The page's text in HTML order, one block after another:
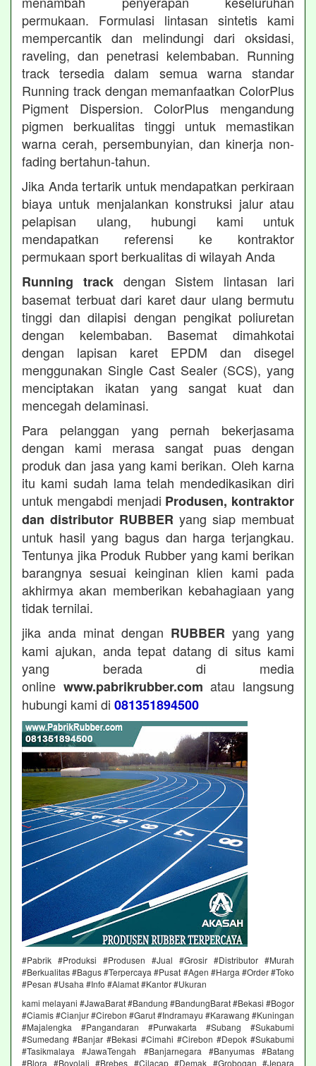
permukaan. Formulasi lintasan sintetis kami
mempercantik dan melindungi dari oksidasi,
raveling, dan penetrasi kelembaban. Running
track tersedia dalam semua warna standar
Running track dengan memanfaatkan ColorPlus
Pigment Dispersion. ColorPlus mengandung
pigmen berkualitas tinggi untuk memastikan
warna cerah, persembunyian, dan kinerja non-
fading bertahun-tahun.
Jika Anda tertarik untuk mendapatkan perkiraan
biaya untuk menjalankan konstruksi jalur atau
pelapisan ulang, hubungi kami untuk
mendapatkan referensi ke kontraktor
permukaan sport berkualitas di wilayah Anda
Running trackdengan Sistem lintasan lari
basemat terbuat dari karet daur ulang bermutu
tinggi dan dilapisi dengan pengikat poliuretan
dengan kelembaban. Basemat dimahkotai
dengan lapisan karet EPDM dan disegel
menggunakan Single Cast Sealer (SCS), yang
menciptakan ikatan yang sangat kuat dan
mencegah delaminasi.
Para pelanggan yang pernah bekerjasama
dengan kami merasa sangat puas dengan
produk dan jasa yang kami berikan. Oleh karna
itu kami sudah lama telah mendedikasikan diri
untuk mengabdi menjadi Produsen, kontraktor
dan distributor RUBBER yang siap membuat
untuk hasil yang bagus dan harga terjangkau.
Tentunya jika Produk Rubber yang kami berikan
barangnya sesuai keinginan klien kami pada
akhirmya akan memberikan kebahagiaan yang
tidak ternilai.
jika anda minat dengan RUBBER yang yang
kami ajukan, anda tepat datang di situs kami
yang berada di media
online www.pabrikrubber.com atau langsung
hubungi kami di 081351894500
#Pabrik #Produksi #Produsen #Jual #Grosir #Distributor #Murah
#Berkualitas #Bagus #Terpercaya #Pusat #Agen #Harga #Order #Toko
#Pesan #Usaha #Info #Alamat #Kantor #Ukuran
kami melayani #JawaBarat #Bandung #BandungBarat #Bekasi #Bogor
#Ciamis #Cianjur #Cirebon #Garut #Indramayu #Karawang #Kuningan
#Majalengka #Pangandaran #Purwakarta #Subang #Sukabumi
#Sumedang #Banjar #Bekasi #Cimahi #Cirebon #Depok #Sukabumi
#Tasikmalaya #JawaTengah #Banjarnegara #Banyumas #Batang
#Blora #Boyolali #Brebes #Cilacap #Demak #Grobogan #Jepara